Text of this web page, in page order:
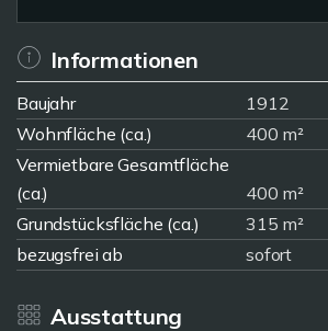
Informationen
Baujahr
1912
Wohnfläche (ca.)
400 m²
Vermietbare Gesamtfläche
(ca.)
400 m²
Grundstücksfläche (ca.)
315 m²
bezugsfrei ab
sofort
Ausstattung